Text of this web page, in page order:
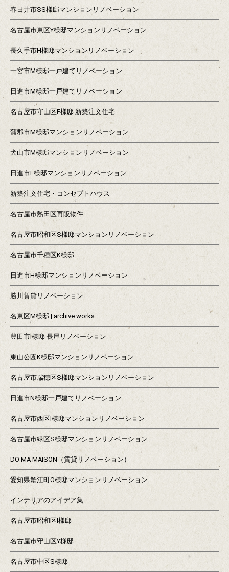
春日井市SS様邸マンションリノベーション
名古屋市東区Y様邸マンションリノベーション
長久手市H様邸マンションリノベーション
一宮市M様邸一戸建てリノベーション
日進市M様邸一戸建てリノベーション
名古屋市守山区F様邸 新築注文住宅
蒲郡市M様邸マンションリノベーション
犬山市M様邸マンションリノベーション
日進市F様邸マンションリノベーション
新築注文住宅・コンセプトハウス
名古屋市熱田区再販物件
名古屋市昭和区S様邸マンションリノベーション
名古屋市千種区K様邸
日進市H様邸マンションリノベーション
勝川賃貸リノベーション
名東区M様邸 | archive works
豊田市I様邸 長屋リノベーション
東山公園K様邸マンションリノベーション
名古屋市瑞穂区S様邸マンションリノベーション
日進市N様邸一戸建てリノベーション
名古屋市西区I様邸マンションリノベーション
名古屋市緑区S様邸マンションリノベーション
DO MA MAISON（賃貸リノベーション）
愛知県蟹江町O様邸マンションリノベーション
インテリアのアイデア集
名古屋市昭和区I様邸
名古屋市守山区Y様邸
名古屋市中区S様邸